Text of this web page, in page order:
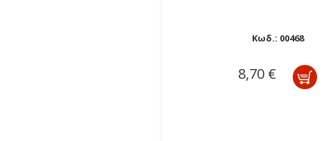
Κωδ.: 00468
8,70 €